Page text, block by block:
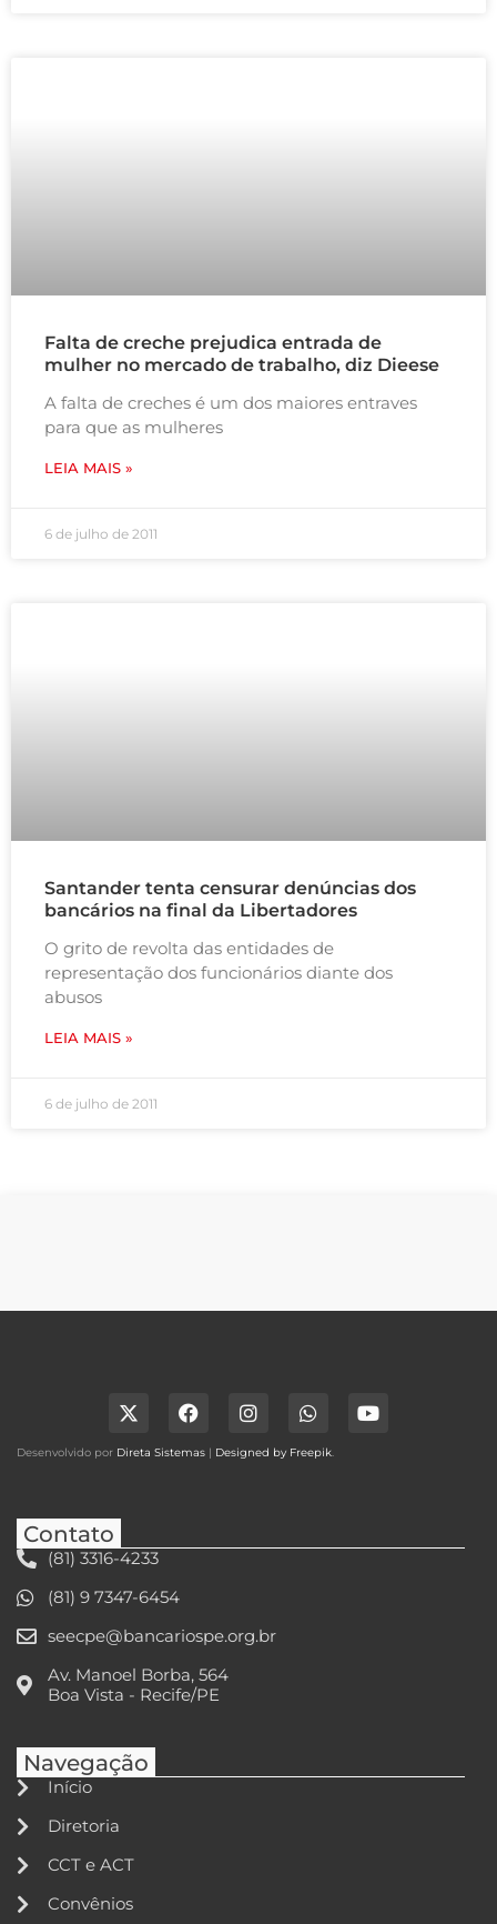
Falta de creche prejudica entrada de
mulher no mercado de trabalho, diz Dieese
A falta de creches é um dos maiores entraves
para que as mulheres
LEIA MAIS »
6 de julho de 2011
Santander tenta censurar denúncias dos
bancários na final da Libertadores
O grito de revolta das entidades de
representação dos funcionários diante dos
abusos
LEIA MAIS »
6 de julho de 2011
Desenvolvido por Direta Sistemas | Designed by Freepik.
Contato
(81) 3316-4233
(81) 9 7347-6454
seecpe@bancariospe.org.br
Av. Manoel Borba, 564
Boa Vista - Recife/PE
Navegação
Início
Diretoria
CCT e ACT
Convênios